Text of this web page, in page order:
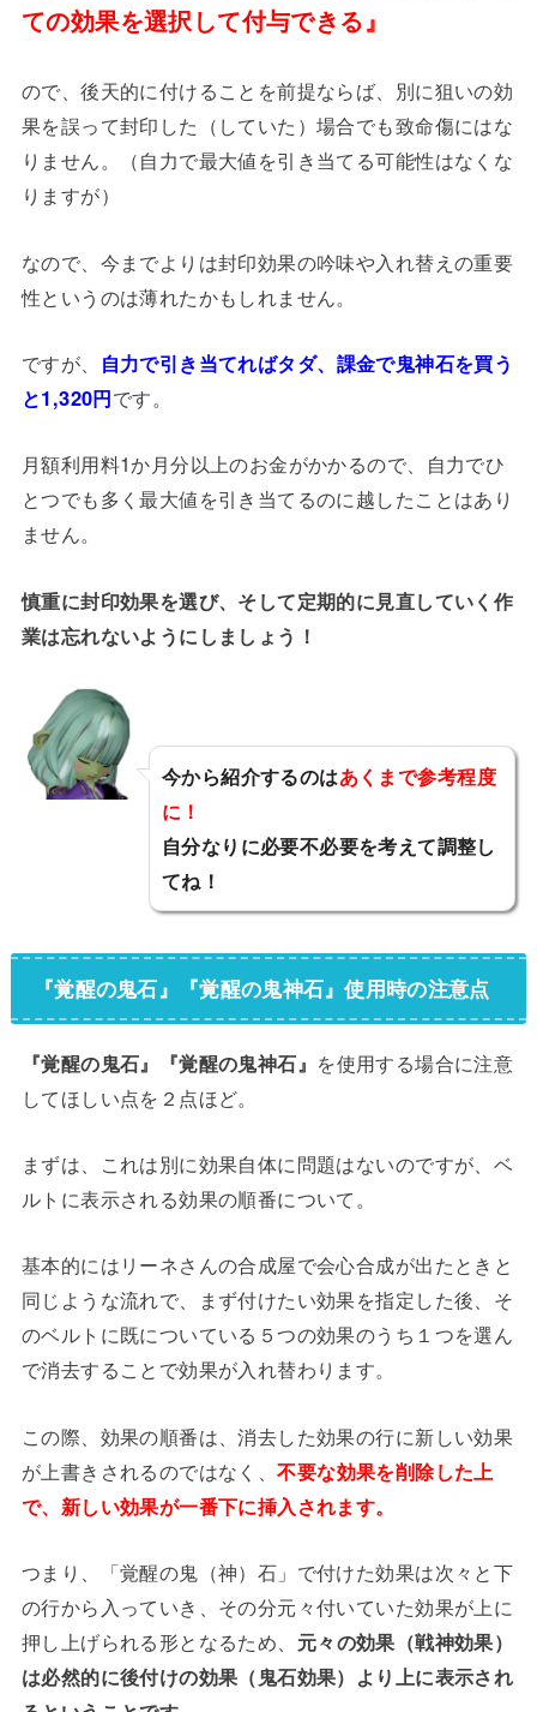
ての効果を選択して付与できる』
ので、後天的に付けることを前提ならば、別に狙いの効
果を誤って封印した（していた）場合でも致命傷にはな
りません。（自力で最大値を引き当てる可能性はなくな
りますが）
なので、今までよりは封印効果の吟味や入れ替えの重要
性というのは薄れたかもしれません。
ですが、
自力で引き当てればタダ、課金で鬼神石を買う
と1,320円です。
月額利用料1か月分以上のお金がかかるので、自力でひ
とつでも多く最大値を引き当てるのに越したことはあり
ません。
慎重に封印効果を選び、そして定期的に見直していく作
業は忘れないようにしましょう！
今から紹介するのはあくまで参考程度
に！
自分なりに必要不必要を考えて調整し
てね！
『覚醒の鬼石』『覚醒の鬼神石』使用時の注意点
『覚醒の鬼石』『覚醒の鬼神石』 を使用する場合に注意
してほしい点を２点ほど。
まずは、これは別に効果自体に問題はないのですが、ベ
ルトに表示される効果の順番について。
基本的にはリーネさんの合成屋で会心合成が出たときと
同じような流れで、まず付けたい効果を指定した後、そ
のベルトに既についている５つの効果のうち１つを選ん
で消去することで効果が入れ替わります。
この際、効果の順番は、消去した効果の行に新しい効果
が上書きされるのではなく、不要な効果を削除した上
で、新しい効果が一番下に挿入されます。
つまり、「覚醒の鬼（神）石」で付けた効果は次々と下
の行から入っていき、その分元々付いていた効果が上に
押し上げられる形となるため、 元々の効果（戦神効果）
は必然的に後付けの効果（鬼石効果）より上に表示され